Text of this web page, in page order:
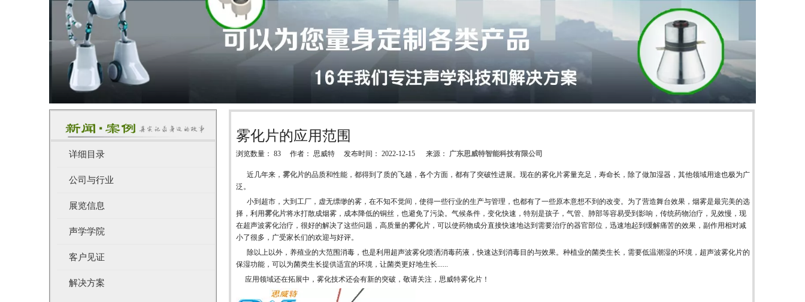
详细目录
公司与行业
展览信息
声学学院
客户见证
解决方案
雾化片的应用范围
浏览数量： 83 作者： 思威特 发布时间： 2022-12-15 来源： 广东思威特智能科技有限公司
["wechat","weibo","qzone","douban","email"]
近几年来， 雾化片的品质和性能，都得到了质的飞越，各个方面，都有了突破性进展。现在的雾化片雾量充足，寿命长，除了做加湿器，其他领域用途也极为广
泛。
小到超市，大到工厂，虚无缥缈的雾，在不知不觉间，使得一些行业的生产与管理，也都有了一些原本意想不到的改变。为了营造舞台效果，烟雾是最完美的选
择，利用雾化片将水打散成烟雾，成本降低的铜丝，也避免了污染。气候条件，变化快速，特别是孩子，气管、肺部等容易受到影响，传统药物治疗，见效慢，现
在超声波雾化治疗，很好的解决了这些问题，高质量的雾化片 ，可以使药物成分直接快速地达到需要治疗的器官部位，迅速地起到缓解痛苦的效果，副作用相对减
小了很多，广受家长们的欢迎与好评。
除以上以外，养殖业的大范围消毒，也是利用超声波雾化喷洒消毒药液，快速达到消毒目的与效果。种植业的菌类生长，需要低温潮湿的环境，超声波雾化片的
保湿功能，可以为菌类生长提供适宜的环境，让菌类更好地生长......
应用领域还在拓展中，雾化技术还会有新的突破，敬请关注，思威特雾化片！